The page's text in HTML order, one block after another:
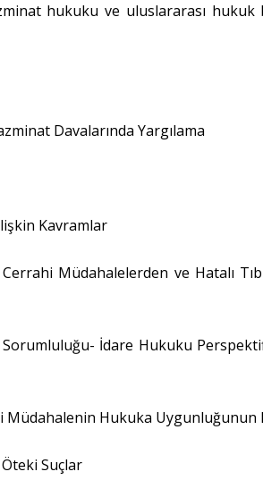
hukuku ve uluslararası hukuk
Davalarında Yargılama
Kavramlar
Müdahalelerden ve Hatalı
Sorumluluğu- İdare Hukuku
Müdahalenin Hukuka Uygunluğunun
Suçlar